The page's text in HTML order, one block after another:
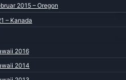
2015 – Oregon
– Kanada
2016
2014
meine Göttergattin